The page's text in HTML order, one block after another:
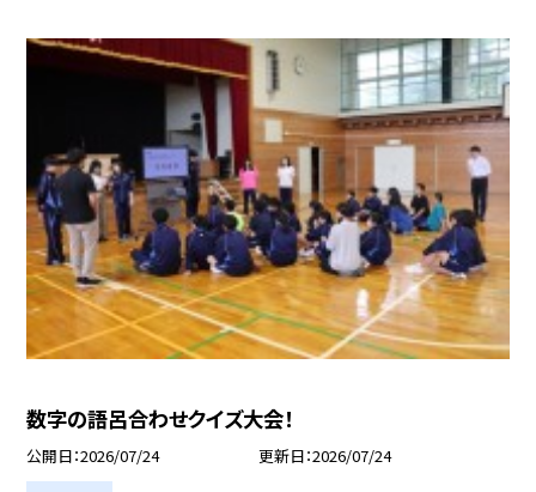
数字の語呂合わせクイズ大会！
公開日 2026/07/24 更新日 2026/07/24